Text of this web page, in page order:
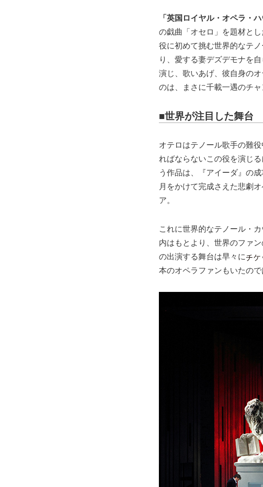
「英国ロイヤル・オペラ・
の戯曲「オセロ」を題材と
役に初めて挑む世界的なテ
り、愛する妻デズデモナを
演じ、歌いあげ、彼自身の
のは、まさに千載一遇のチャ
■世界が注目した舞台
オテロはテノール歌手の難
ればならないこの役を演じ
う作品は、『アイーダ』の
月をかけて完成さえた悲劇
ア。
これに世界的なテノール・
内はもとより、世界のファ
の出演する舞台は早々に
本のオペラファンもいたので